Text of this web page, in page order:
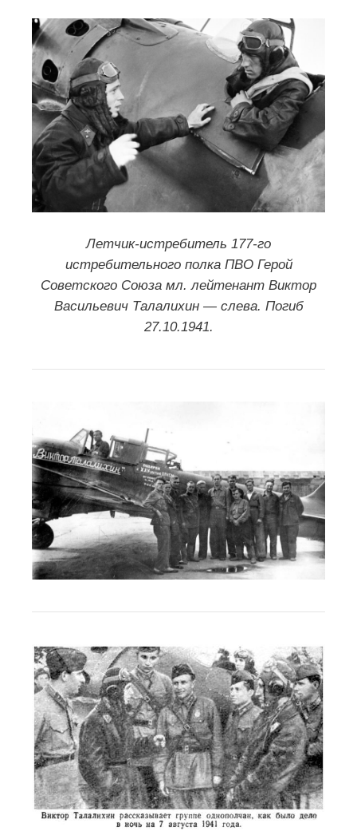
Летчик-истребитель 177-го
истребительного полка ПВО Герой
Советского Союза мл. лейтенант Виктор
Васильевич Талалихин — слева. Погиб
27.10.1941.